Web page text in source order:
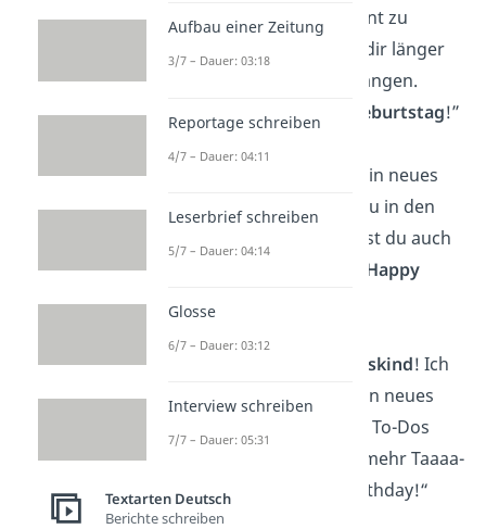
früher kennengelernt zu
haben. So wäre ich dir länger
auf die Nerven gegangen.
Gratulation zum Geburtstag!”
„Die Weisheit für dein neues
Lebensjahr: Wenn du in den
Seilen hängst, kannst du auch
Happy
Liebes Geburtstagskind! Ich
wünsche Dir für Dein neues
Lebensjahr weniger To-Dos
und dafür deutlich mehr Taaaa-
Daaaaas! Happy Birthday!“
Aufbau einer Zeitung
3/7 – Dauer: 03:18
Reportage schreiben
4/7 – Dauer: 04:11
Leserbrief schreiben
5/7 – Dauer: 04:14
Glosse
6/7 – Dauer: 03:12
Interview schreiben
7/7 – Dauer: 05:31
Textarten Deutsch
Berichte schreiben